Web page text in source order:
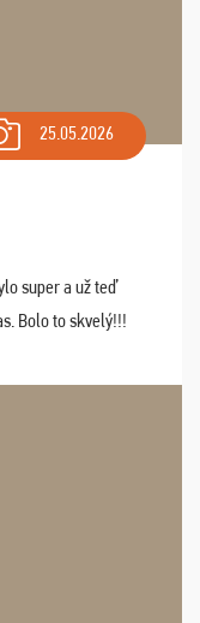
25.05.2026
super a už teď
Bolo to skvelý!!!